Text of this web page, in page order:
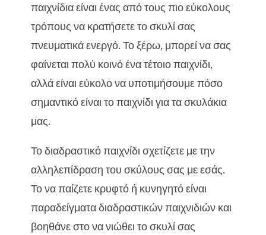
παιχνίδια είναι ένας από τους πιο εύκολους
τρόπους να κρατήσετε το σκυλί σας
πνευματικά ενεργό. Το ξέρω, μπορεί να σας
φαίνεται πολύ κοινό ένα τέτοιο παιχνίδι,
αλλά είναι εύκολο να υποτιμήσουμε πόσο
σημαντικό είναι το παιχνίδι για τα σκυλάκια
μας.
Το διαδραστικό παιχνίδι σχετίζετε με την
αλληλεπίδραση του σκύλους σας με εσάς.
Το να παίζετε κρυφτό ή κυνηγητό είναι
παραδείγματα διαδραστικών παιχνιδιών και
βοηθάνε στο να νιώθει το σκυλί σας